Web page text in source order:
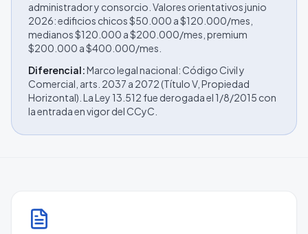
administrador y consorcio. Valores orientativos junio
2026: edificios chicos $50.000 a $120.000/mes,
medianos $120.000 a $200.000/mes, premium
$200.000 a $400.000/mes.
Diferencial:Marco legal nacional: Código Civil y
Comercial, arts. 2037 a 2072 (Título V, Propiedad
Horizontal). La Ley 13.512 fue derogada el 1/8/2015 con
la entrada en vigor del CCyC.